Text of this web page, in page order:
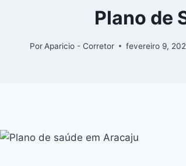
Plano de
Por Aparicio - Corretor fevereiro 9,